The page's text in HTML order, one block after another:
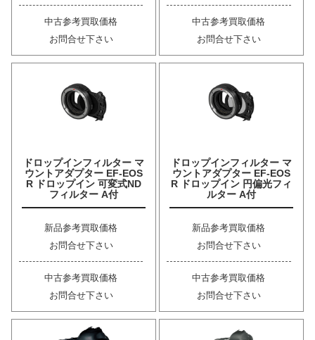
中古参考買取価格
お問合せ下さい
中古参考買取価格
お問合せ下さい
ドロップインフィルター マ
ウントアダプター EF-EOS
R ドロップイン 可変式ND
フィルター A付
新品参考買取価格
お問合せ下さい
中古参考買取価格
お問合せ下さい
ドロップインフィルター マ
ウントアダプター EF-EOS
R ドロップイン 円偏光フィ
ルター A付
新品参考買取価格
お問合せ下さい
中古参考買取価格
お問合せ下さい